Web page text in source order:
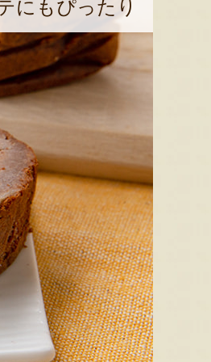
にもぴったり